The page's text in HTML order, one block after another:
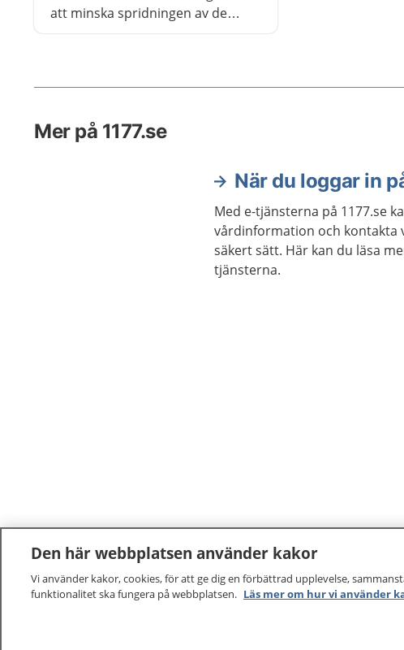
att minska spridningen av de
Mer på 1177.se
När du loggar in
Med e-tjänsterna på 1177.se
vårdinformation och kontakta
säkert sätt. Här kan du läsa
tjänsterna.
Den här webbplatsen använder kakor
Vi använder kakor, cookies, för att ge dig en förbättrad upplevelse,
funktionalitet ska fungera på webbplatsen. Läs mer om hur vi använder